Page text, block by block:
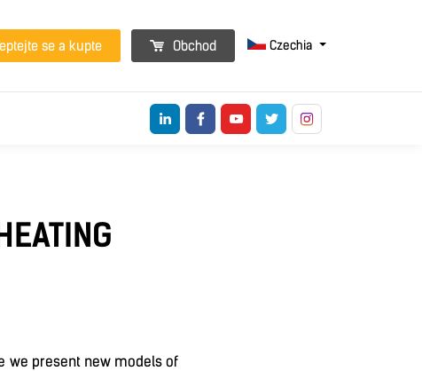
se a kupte Obchod Czechia
we present new models of